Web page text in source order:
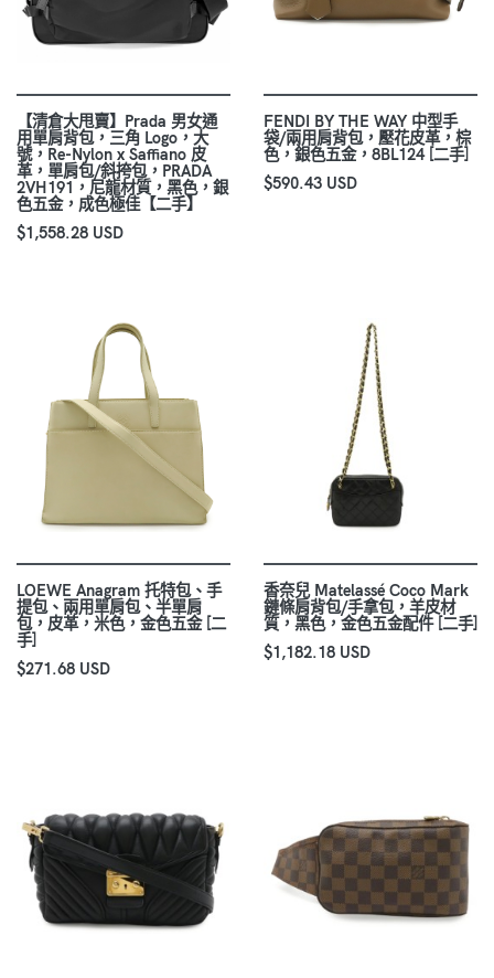
【清倉大甩賣】Prada 男女通
用單肩背包，三角 Logo，大
號，Re-Nylon x Saffiano 皮
革，單肩包/斜挎包，PRADA
2VH191，尼龍材質，黑色，銀
色五金，成色極佳【二手】
$1,558.28 USD
FENDI BY THE WAY 中型手
袋/兩用肩背包，壓花皮革，棕
色，銀色五金，8BL124 [二手]
$590.43 USD
LOEWE Anagram 托特包、手
提包、兩用單肩包、半單肩
包，皮革，米色，金色五金 [二
手]
$271.68 USD
香奈兒 Matelassé Coco Mark
鏈條肩背包/手拿包，羊皮材
質，黑色，金色五金配件 [二手]
$1,182.18 USD